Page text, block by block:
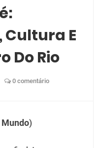
E
Do Rio
0 comentário
)